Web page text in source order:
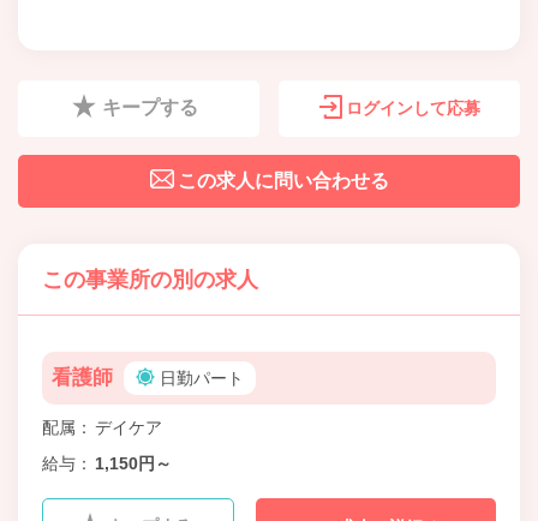
キープする ログインして応募
この求人に問い合わせる
この事業所の別の求人
看護師 日勤パート
配属
デイケア
給与
1,150円～